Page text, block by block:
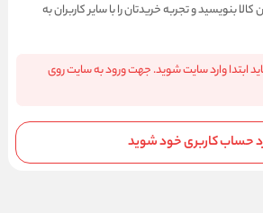
بنویسید و تجربه خریدتان را با سایر کاربران به
ابتدا وارد سایت شوید. جهت ورود به سایت روی
حساب کاربری خود شوید